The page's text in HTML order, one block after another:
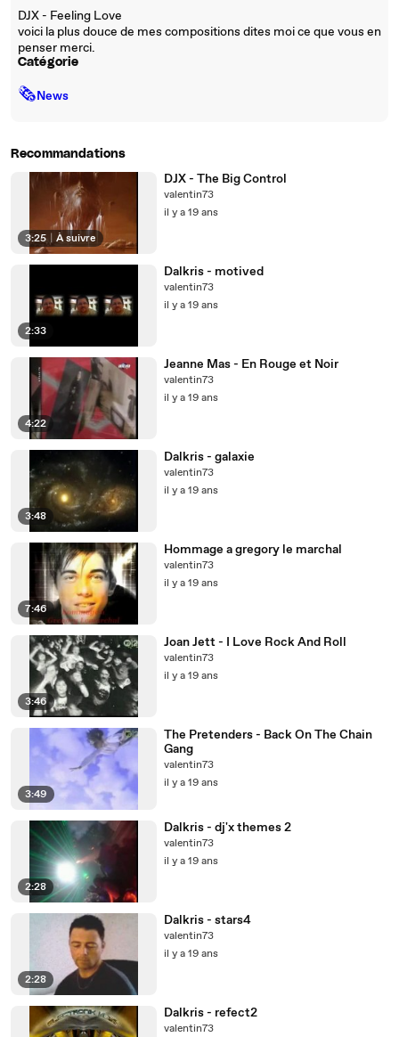
DJX - Feeling Love
voici la plus douce de mes compositions dites moi ce que vous en
penser merci.
Catégorie
🗞News
Recommandations
3:25 À suivre
DJX - The Big Control
valentin73
il y a 19 ans
2:33
Dalkris - motived
valentin73
il y a 19 ans
4:22
Jeanne Mas - En Rouge et Noir
valentin73
il y a 19 ans
3:48
Dalkris - galaxie
valentin73
il y a 19 ans
7:46
Hommage a gregory le marchal
valentin73
il y a 19 ans
3:46
Joan Jett - I Love Rock And Roll
valentin73
il y a 19 ans
3:49
The Pretenders - Back On The Chain
Gang
valentin73
il y a 19 ans
2:28
Dalkris - dj'x themes 2
valentin73
il y a 19 ans
2:28
Dalkris - stars4
valentin73
il y a 19 ans
Dalkris - refect2
valentin73